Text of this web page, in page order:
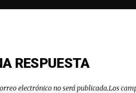
RESPUESTA
electrónico no será publicada.Los